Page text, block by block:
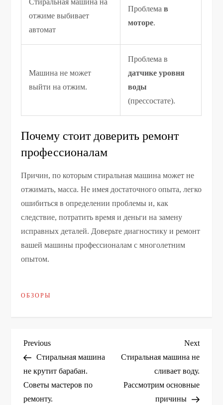
Стиральная машина на
отжиме выбивает
автомат
Проблемав
моторе.
Машина не может
выйти на отжим.
Проблема в
датчике уровня
воды
(прессостате).
Почему стоит доверить ремонт
профессионалам
Причин, по которым стиральная машина может не
отжимать, масса. Не имея достаточного опыта, легко
ошибиться в определении проблемы и, как
следствие, потратить время и деньги на замену
исправных деталей. Доверьте диагностику и ремонт
вашей машины профессионалам с многолетним
опытом.
ОБЗОРЫ
Н
а
в
Previous
Post
Previous
Стиральная машина
не крутит барабан.
Советы мастеров по
ремонту.
Next
Post
Next
Стиральная машина не
сливает воду.
Рассмотрим основные
причины